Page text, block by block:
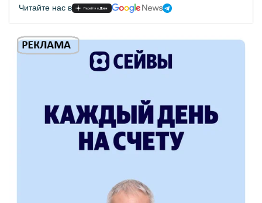
Читайте нас в